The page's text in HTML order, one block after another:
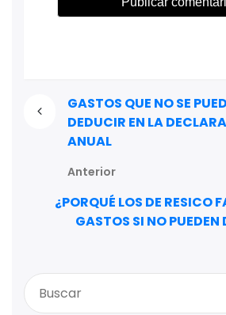
GASTOS QUE NO SE
DEDUCIR EN LA
ANUAL
Anterior
¿PORQUÉ LOS DE RESICO
GASTOS SI NO PUEDEN